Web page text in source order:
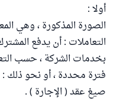
أولا :
الصورة المذكورة ، وهي
التعاملات : أن يدفع
بخدمات الشركة ، حسب
فترة محددة ، أو نحو ذلك
صيغ عقد ( الإجارة ) .